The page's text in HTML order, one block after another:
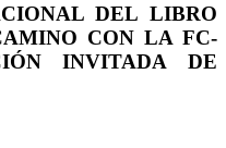
DEL LIBRO
CON LA FC-
INVITADA DE